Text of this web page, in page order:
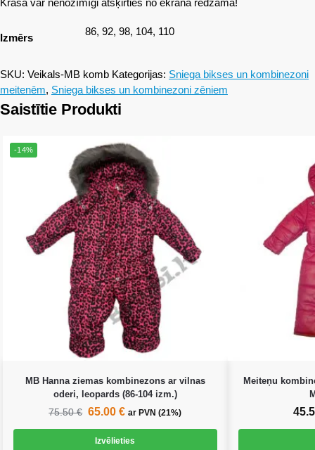
Krāsa var nenozīmīgi atšķirties no ekrānā redzamā!
Izmērs
86, 92, 98, 104, 110
SKU: Veikals-MB komb Kategorijas: Sniega bikses un kombinezoni
meitenēm, Sniega bikses un kombinezoni zēniem
Saistītie Produkti
-14%
MB Hanna ziemas kombinezons ar vilnas
oderi, leopards (86-104 izm.)
75.50€ 65.00€ ar PVN (21%)
Izvēlieties
Meiteņu